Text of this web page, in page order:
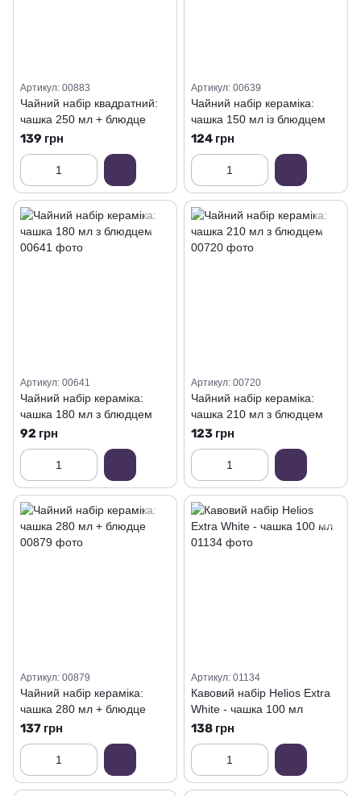
Артикул: 00883
Чайний набір квадратний:
чашка 250 мл + блюдце
139 грн
Артикул: 00639
Чайний набір кераміка:
чашка 150 мл із блюдцем
124 грн
Артикул: 00641
Чайний набір кераміка:
чашка 180 мл з блюдцем
92 грн
Артикул: 00720
Чайний набір кераміка:
чашка 210 мл з блюдцем
123 грн
Артикул: 00879
Чайний набір кераміка:
чашка 280 мл + блюдце
137 грн
Артикул: 01134
Кавовий набір Helios Extra
White - чашка 100 мл
138 грн